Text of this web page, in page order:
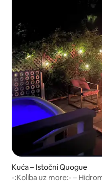
Kuća – Istočni Quogue
-:Koliba uz more:- –